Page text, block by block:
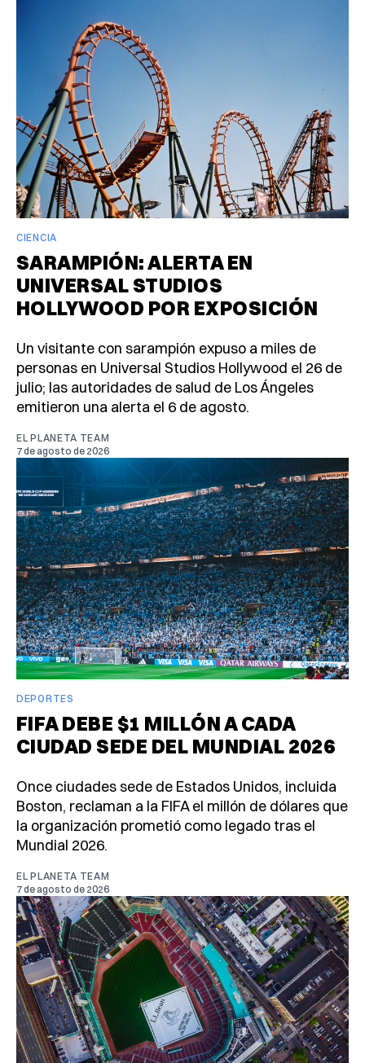
CIENCIA
SARAMPIÓN: ALERTA EN
UNIVERSAL STUDIOS
HOLLYWOOD POR EXPOSICIÓN
Un visitante con sarampión expuso a miles de
personas en Universal Studios Hollywood el 26 de
julio; las autoridades de salud de Los Ángeles
emitieron una alerta el 6 de agosto.
EL PLANETA TEAM
7 de agosto de 2026
DEPORTES
FIFA DEBE $1 MILLÓN A CADA
CIUDAD SEDE DEL MUNDIAL 2026
Once ciudades sede de Estados Unidos, incluida
Boston, reclaman a la FIFA el millón de dólares que
la organización prometió como legado tras el
Mundial 2026.
EL PLANETA TEAM
7 de agosto de 2026